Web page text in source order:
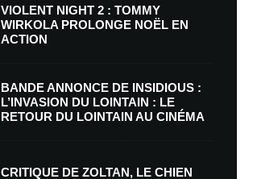
VIOLENT NIGHT 2 : TOMMY
WIRKOLA PROLONGE NOËL EN
ACTION
BANDE ANNONCE DE INSIDIOUS :
L’INVASION DU LOINTAIN : LE
RETOUR DU LOINTAIN AU CINÉMA
CRITIQUE DE ZOLTAN, LE CHIEN